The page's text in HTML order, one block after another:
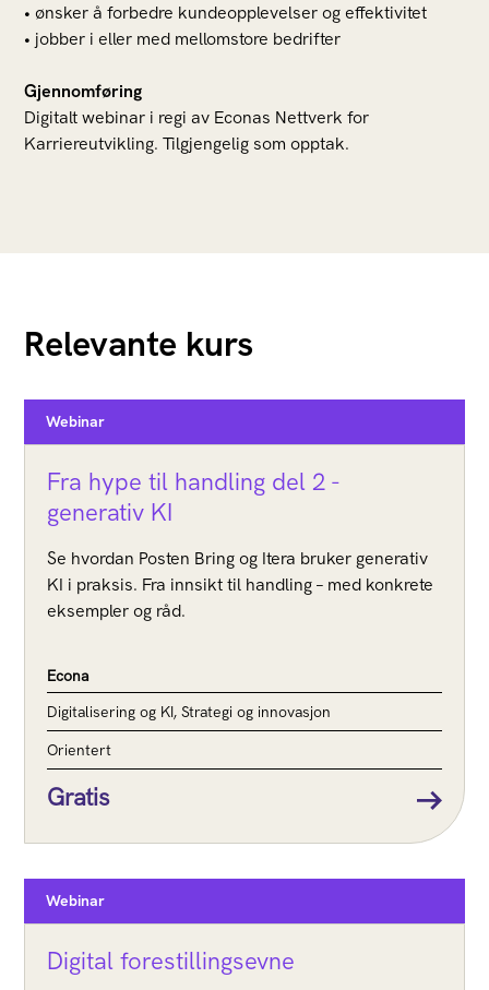
• ønsker å forbedre kundeopplevelser og effektivitet
• jobber i eller med mellomstore bedrifter
Gjennomføring
Digitalt webinar i regi av Econas Nettverk for
Karriereutvikling. Tilgjengelig som opptak.
Relevante kurs
Webinar
Fra hype til handling del 2 -
generativ KI
Se hvordan Posten Bring og Itera bruker generativ
KI i praksis. Fra innsikt til handling – med konkrete
eksempler og råd.
Econa
Digitalisering og KI, Strategi og innovasjon
Orientert
Gratis
Webinar
Digital forestillingsevne